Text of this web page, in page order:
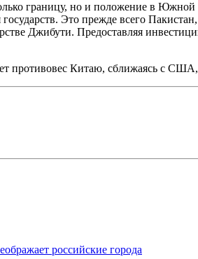
границу, но и положение в
Это прежде всего Пакистан,
Джибути. Предоставляя
противовес Китаю, сближаясь с
российские города